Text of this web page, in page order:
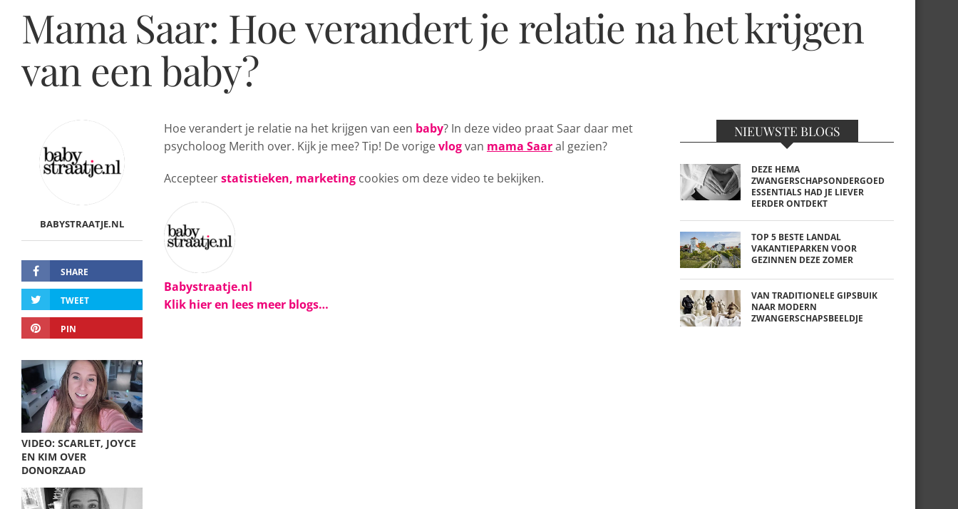
Mama Saar: Hoe verandert je relatie na het krijgen
van een baby?
BABYSTRAATJE.NL
SHARE
TWEET
PIN
VIDEO: SCARLET, JOYCE
EN KIM OVER
DONORZAAD
Hoe verandert je relatie na het krijgen van een baby? In deze video praat Saar daar met
psycholoog Merith over. Kijk je mee? Tip! De vorigevlogvan mama Saaral gezien?
Accepteerstatistieken, marketing cookies om deze video te bekijken.
Babystraatje.nl
Klik hier en lees meer blogs…
NIEUWSTE BLOGS
DEZE HEMA
ZWANGERSCHAPSONDERGOED
ESSENTIALS HAD JE LIEVER
EERDER ONTDEKT
TOP 5 BESTE LANDAL
VAKANTIEPARKEN VOOR
GEZINNEN DEZE ZOMER
VAN TRADITIONELE GIPSBUIK
NAAR MODERN
ZWANGERSCHAPSBEELDJE